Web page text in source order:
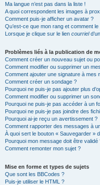
Ma langue n’est pas dans la liste !
A quoi correspondent les images à
Comment puis-je afficher un avatar ?
Qu’est-ce que mon rang et comment le
Lorsque je clique sur le lien courriel
Problèmes liés à la publication de
Comment créer un nouveau sujet ou
Comment modifier ou supprimer un
Comment ajouter une signature à mes
Comment créer un sondage ?
Pourquoi ne puis-je pas ajouter plus
Comment modifier ou supprimer un
Pourquoi ne puis-je pas accéder à un
Pourquoi ne puis-je pas joindre des
Pourquoi ai-je reçu un avertissement ?
Comment rapporter des messages à
À quoi sert le bouton « Sauvegarder »
Pourquoi mon message doit être validé
Comment remonter mon sujet ?
Mise en forme et types de sujets
Que sont les BBCodes ?
Puis-je utiliser le HTML ?